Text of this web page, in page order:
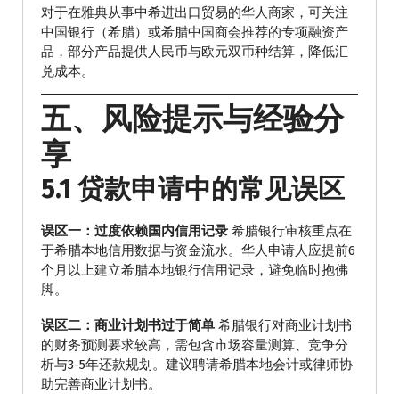
对于在雅典从事中希进出口贸易的华人商家，可关注
中国银行（希腊）或希腊中国商会推荐的专项融资产
品，部分产品提供人民币与欧元双币种结算，降低汇
兑成本。
五、风险提示与经验分
享
5.1 贷款申请中的常见误区
误区一：过度依赖国内信用记录 希腊银行审核重点在
于希腊本地信用数据与资金流水。华人申请人应提前6
个月以上建立希腊本地银行信用记录，避免临时抱佛
脚。
误区二：商业计划书过于简单 希腊银行对商业计划书
的财务预测要求较高，需包含市场容量测算、竞争分
析与3-5年还款规划。建议聘请希腊本地会计或律师协
助完善商业计划书。